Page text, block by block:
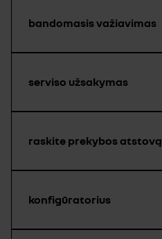
bandomasis važiavimas
serviso užsakymas
raskite prekybos atstovą
konfigūratorius